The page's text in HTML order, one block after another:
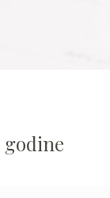
godine